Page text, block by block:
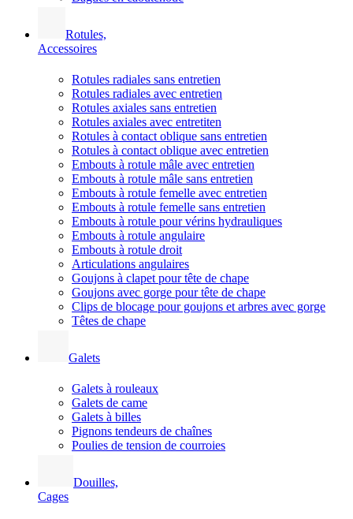
Rotules,
Accessoires
Rotules radiales sans entretien
Rotules radiales avec entretien
Rotules axiales sans entretien
Rotules axiales avec entretiten
Rotules à contact oblique sans entretien
Rotules à contact oblique avec entretien
Embouts à rotule mâle avec entretien
Embouts à rotule mâle sans entretien
Embouts à rotule femelle avec entretien
Embouts à rotule femelle sans entretien
Embouts à rotule pour vérins hydrauliques
Embouts à rotule angulaire
Embouts à rotule droit
Articulations angulaires
Goujons à clapet pour tête de chape
Goujons avec gorge pour tête de chape
Clips de blocage pour goujons et arbres avec gorge
Têtes de chape
Galets
Galets à rouleaux
Galets de came
Galets à billes
Pignons tendeurs de chaînes
Poulies de tension de courroies
Douilles,
Cages